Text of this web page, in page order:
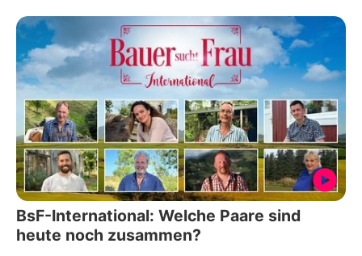
BsF-International: Welche Paare sind
heute noch zusammen?